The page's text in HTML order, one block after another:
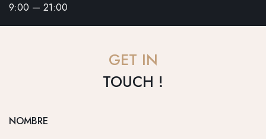
9:00 — 21:00
GET IN
TOUCH !
NOMBRE